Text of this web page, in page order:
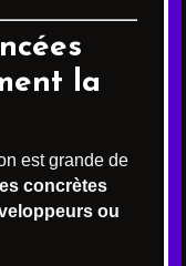
la
est grande de
concrètes
ou